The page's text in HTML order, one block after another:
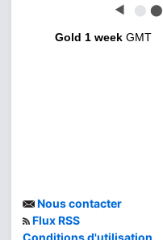
◀ ⬤ ⬤
Gold 1 week GMT
Nous contacter
Flux RSS
Conditions d'utilisation